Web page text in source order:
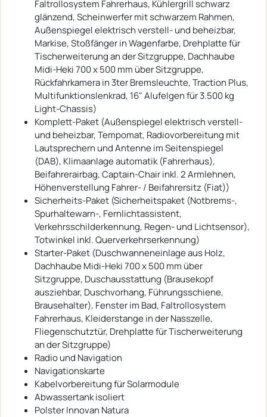
Faltrollosystem Fahrerhaus, Kühlergrill schwarz
glänzend, Scheinwerfer mit schwarzem Rahmen,
Außenspiegel elektrisch verstell- und beheizbar,
Markise, Stoßfänger in Wagenfarbe, Drehplatte für
Tischerweiterung an der Sitzgruppe, Dachhaube
Midi-Heki 700 x 500 mm über Sitzgruppe,
Rückfahrkamera in 3ter Bremsleuchte, Traction Plus,
Multifunktionslenkrad, 16" Alufelgen für 3.500 kg
Light-Chassis)
Komplett-Paket (Außenspiegel elektrisch verstell-
und beheizbar, Tempomat, Radiovorbereitung mit
Lautsprechern und Antenne im Seitenspiegel
(DAB), Klimaanlage automatik (Fahrerhaus),
Beifahrerairbag, Captain-Chair inkl. 2 Armlehnen,
Höhenverstellung Fahrer- / Beifahrersitz (Fiat))
Sicherheits-Paket (Sicherheitspaket (Notbrems-,
Spurhaltewarn-, Fernlichtassistent,
Verkehrsschilderkennung, Regen- und Lichtsensor),
Totwinkel inkl. Querverkehrserkennung)
Starter-Paket (Duschwanneneinlage aus Holz,
Dachhaube Midi-Heki 700 x 500 mm über
Sitzgruppe, Duschausstattung (Brausekopf
ausziehbar, Duschvorhang, Führungsschiene,
Brausehalter), Fenster im Bad, Faltrollosystem
Fahrerhaus, Kleiderstange in der Nasszelle,
Fliegenschutztür, Drehplatte für Tischerweiterung
an der Sitzgruppe)
Radio und Navigation
Navigationskarte
Kabelvorbereitung für Solarmodule
Abwassertank isoliert
Polster Innovan Natura